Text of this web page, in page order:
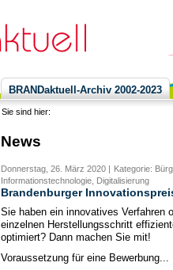
BRANDaktuell-Archiv 2002-2023
Sie sind hier:
News
Donnerstag, 26. März 2020 |
Kategorie:
Informationstechnologie, Digitalisierung
Brandenburger
Sie haben ein innovatives Verfahren
einzelnen Herstellungsschritt
optimiert? Dann machen Sie mit!
Voraussetzung für eine Bewerbung...